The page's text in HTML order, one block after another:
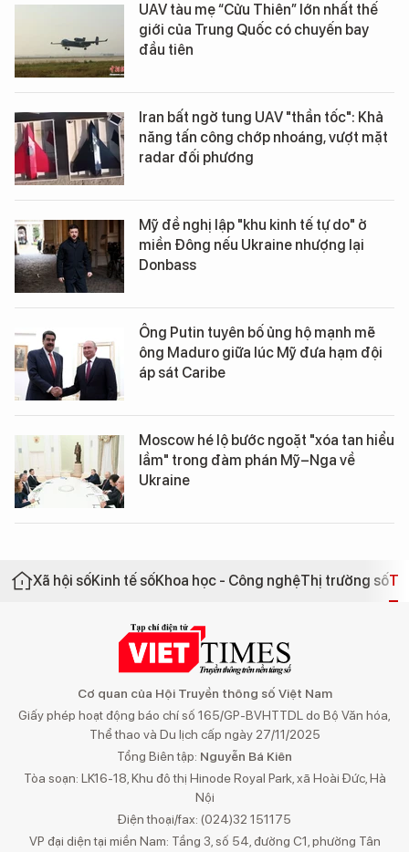
UAV tàu mẹ “Cửu Thiên” lớn nhất thế
giới của Trung Quốc có chuyến bay
đầu tiên
Iran bất ngờ tung UAV "thần tốc": Khả
năng tấn công chớp nhoáng, vượt mặt
radar đối phương
Mỹ đề nghị lập "khu kinh tế tự do" ở
miền Đông nếu Ukraine nhượng lại
Donbass
Ông Putin tuyên bố ủng hộ mạnh mẽ
ông Maduro giữa lúc Mỹ đưa hạm đội
áp sát Caribe
Moscow hé lộ bước ngoặt "xóa tan hiểu
lầm" trong đàm phán Mỹ–Nga về
Ukraine
Xã hội sốKinh tế sốKhoa học - Công nghệThị trường số
Cơ quan của Hội Truyền thông số Việt Nam
Giấy phép hoạt động báo chí số 165/GP-BVHTTDL do Bộ Văn hóa,
Thể thao và Du lịch cấp ngày 27/11/2025
Tổng Biên tập: Nguyễn Bá Kiên
Tòa soạn: LK16-18, Khu đô thị Hinode Royal Park, xã Hoài Đức, Hà
Nội
Điện thoại/fax: (024)32 151175
VP đại diện tại miền Nam: Tầng 3, số 54, đường C1, phường Tân